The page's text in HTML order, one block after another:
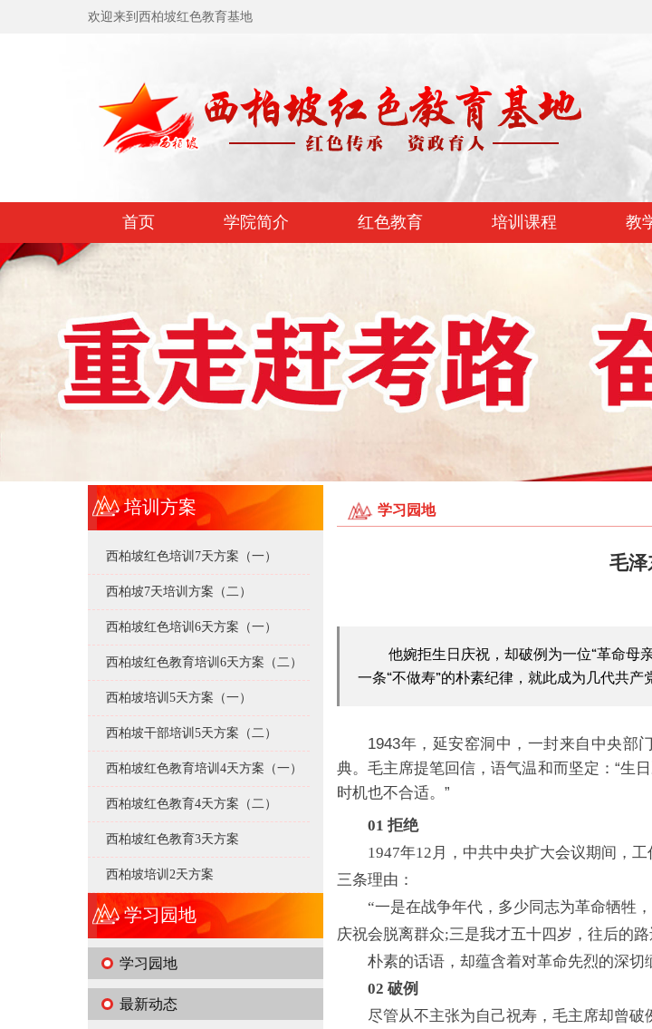
欢迎来到西柏坡红色教育基地
首页 学院简介 红色教育 培训课程 教
培训方案
西柏坡红色培训7天方案（一）
西柏坡7天培训方案（二）
西柏坡红色培训6天方案（一）
西柏坡红色教育培训6天方案（二）
西柏坡培训5天方案（一）
西柏坡干部培训5天方案（二）
西柏坡红色教育培训4天方案（一）
西柏坡红色教育4天方案（二）
西柏坡红色教育3天方案
西柏坡培训2天方案
学习园地
学习园地
最新动态
学习园地
毛泽
他婉拒生日庆祝，却破例为一位“革命母
一条“不做寿”的朴素纪律，就此成为几代共产
1943年，延安窑洞中，一封来自中央
典。毛主席提笔回信，语气温和而坚定：“生
时机也不合适。”
01 拒绝
1947年12月，中共中央扩大会议期间，
三条理由：
“一是在战争年代，多少同志为革命牺牲
庆祝会脱离群众;三是我才五十四岁，往后的
朴素的话语，却蕴含着对革命先烈的深切
02 破例
尽管从不主张为自己祝寿，毛主席却曾破